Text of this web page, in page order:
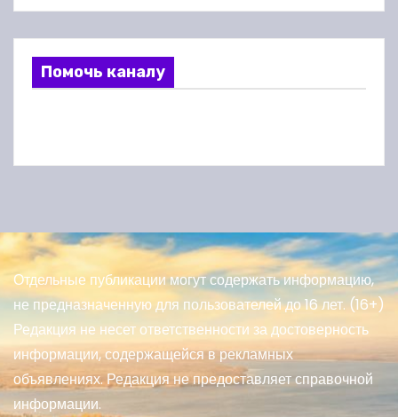
Помочь каналу
Отдельные публикации могут содержать информацию,
не предназначенную для пользователей до 16 лет. (16+)
Редакция не несет ответственности за достоверность
информации, содержащейся в рекламных
объявлениях. Редакция не предоставляет справочной
информации.